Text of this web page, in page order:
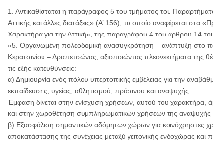
1. Αντικαθίσταται η παράγραφος 5 του τμήματος του
Αττικής και άλλες διατάξεις» (Α’ 156), το οποίο αναφέρεται
Χαρακτήρα για την Αττική», της παραγράφου 4 του άρθρου 14
«5. Οργανωμένη πολεοδομική ανασυγκρότηση – ανάπτυξη στο
Κερατσινίου – Δραπετσώνας, αξιοποιώντας πλεονεκτήματα της
τις εξής κατευθύνσεις:
α) Δημιουργία ενός πόλου υπερτοπικής εμβέλειας για την
εκπαίδευσης, υγείας, αθλητισμού, πράσινου και αναψυχής.
Έμφαση δίνεται στην ενίσχυση χρήσεων, αυτού του χαρακτήρα,
και στην χωροθέτηση συμπληρωματικών χρήσεων της
β) Εξασφάλιση σημαντικών αδόμητων χώρων για κοινόχρηστες
αποκατάστασης της συνέχειας μεταξύ γειτονικής ενδοχώρας και